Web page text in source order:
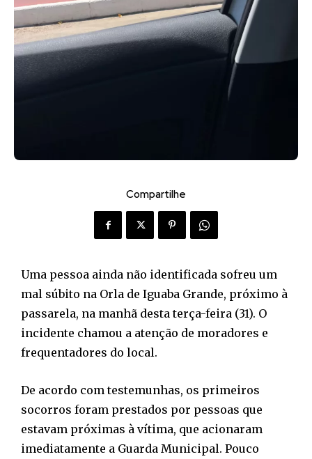
Compartilhe
Uma pessoa ainda não identificada sofreu um
mal súbito na Orla de Iguaba Grande, próximo à
passarela, na manhã desta terça-feira (31). O
incidente chamou a atenção de moradores e
frequentadores do local.
De acordo com testemunhas, os primeiros
socorros foram prestados por pessoas que
estavam próximas à vítima, que acionaram
imediatamente a Guarda Municipal. Pouco